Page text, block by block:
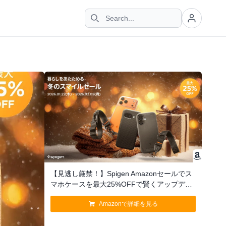
【見逃し厳禁！】Spigen Amazonセールでス
マホケースを最大25%OFFで賢くアップデー
ト
Amazonで詳細を見る